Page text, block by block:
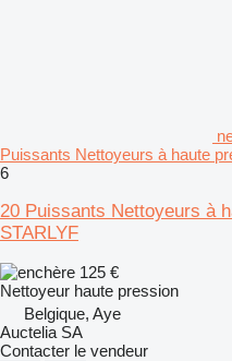
Puissants Nettoyeurs à haute
6
20 Puissants Nettoyeurs à
STARLYF
125 €
Nettoyeur haute pression
Belgique, Aye
Auctelia SA
Contacter le vendeur